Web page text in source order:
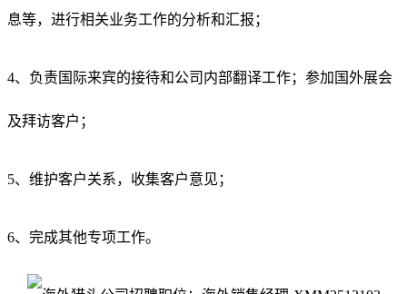
息等，进行相关业务工作的分析和汇报；
4、负责国际来宾的接待和公司内部翻译工作；参加国外展会
及拜访客户；
5、维护客户关系，收集客户意见；
6、完成其他专项工作。